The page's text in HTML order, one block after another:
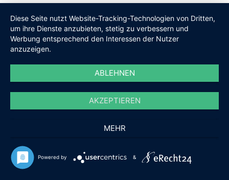
Diese Seite nutzt Website-Tracking-Technologien von Dritten,
um ihre Dienste anzubieten, stetig zu verbessern und
Werbung entsprechend den Interessen der Nutzer
anzuzeigen.
ABLEHNEN
AKZEPTIEREN
MEHR
Powered by &